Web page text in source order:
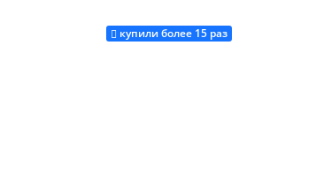
Купить
купили более 15 раз